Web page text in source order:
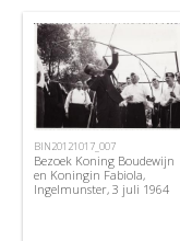
BIN20121017_007
Bezoek Koning Boudewijn
en Koningin Fabiola,
Ingelmunster, 3 juli 1964